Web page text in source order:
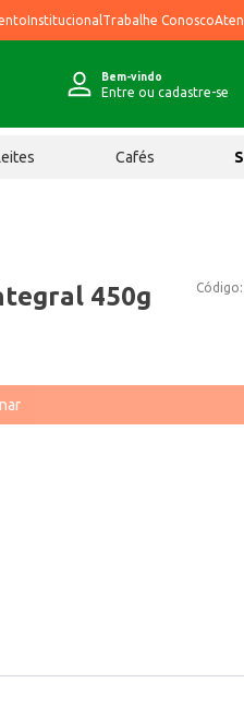
Institucional Trabalhe Conosco
Bem-vindo
Entre ou cadastre-se
Cafés
Código:
450g